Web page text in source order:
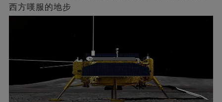
西方嘆服的地步